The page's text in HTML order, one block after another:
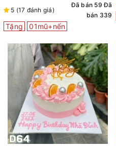
5 (17 đánh giá)
Đã bán 59 Đã
bán 339
Tặng 01mũ+nến